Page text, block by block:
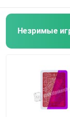
Играя в
Незримые